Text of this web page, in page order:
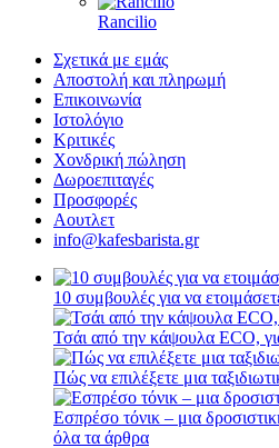
Rancilio
Σχετικά με εμάς
Αποστολή και πληρωμή
Επικοινωνία
Ιστολόγιο
Κριτικές
Χονδρική πώληση
Δωροεπιταγές
Προσφορές
Αουτλετ
info@kafesbarista.gr
10 συμβουλές για να
Τσάι από την κάψουλα ECO,
Πώς να επιλέξετε μια
Εσπρέσο τόνικ – μια
όλα τα άρθρα